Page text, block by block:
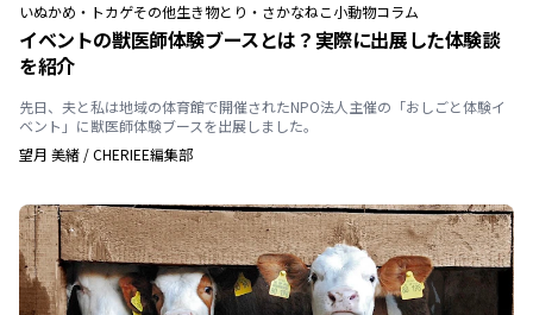
いぬかめ・トカゲその他生き物とり・さかなねこ小動物コラム
イベントの獣医師体験ブースとは？実際に出展した体験談
を紹介
先日、夫と私は地域の体育館で開催されたNPO法人主催の「おしごと体験イ
ベント」に獣医師体験ブースを出展しました。
望月 美緒 /CHERIEE編集部